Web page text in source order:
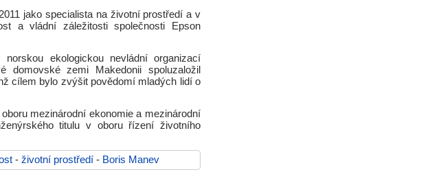
jako specialista na životní prostředí a v
a vládní záležitosti společnosti Epson
ekologickou nevládní organizací
zemi Makedonii spoluzaložil
cílem bylo zvýšit povědomí mladých lidí o
mezinárodní ekonomie a mezinárodní
titulu v oboru řízení životního
- životní prostředí - Boris Manev